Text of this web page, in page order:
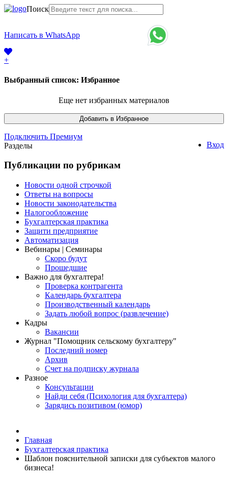
Поиск
Написать в WhatsApp
+
Выбранный список: Избранное
Еще нет избранных материалов
Подключить Премиум
Вход
Разделы
Публикации по рубрикам
Новости одной строчкой
Ответы на вопросы
Новости законодательства
Налогообложение
Бухгалтерская практика
Защити предприятие
Автоматизация
Вебинары | Семинары
Скоро будут
Прошедшие
Важно для бухгалтера!
Проверка контрагента
Календарь бухгалтера
Производственный календарь
Задать любой вопрос (развлечение)
Кадры
Вакансии
Журнал "Помощник сельскому бухгалтеру"
Последний номер
Архив
Счет на подписку журнала
Разное
Консультации
Найди себя (Психология для бухгалтера)
Зарядись позитивом (юмор)
Главная
Бухгалтерская практика
Шаблон пояснительной записки для субъектов малого
бизнеса!